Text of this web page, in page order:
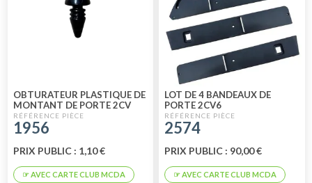
OBTURATEUR PLASTIQUE DE
MONTANT DE PORTE 2CV
1956
PRIX PUBLIC : 1,10 €
LOT DE 4 BANDEAUX DE
PORTE 2CV6
2574
PRIX PUBLIC : 90,00 €